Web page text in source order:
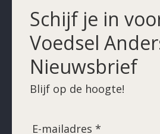
Schijf je in
Voedsel
Nieuwsbrief
Blijf op de hoogte!
E-mailadres *